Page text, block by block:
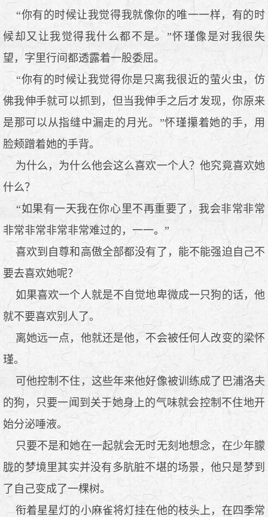
“你有的时候让我觉得我就像你的唯一一样，有的时
候却又让我觉得我什么都不是。”怀瑾像是对我很失
望，字里行间都透露着一股委屈。
“你有的时候让我觉得你是只离我很近的萤火虫，仿
佛我伸手就可以抓到，但当我伸手之后才发现，你原来
是那可以从指缝中漏走的月光。”怀瑾攥着她的手，用
脸颊蹭着她的手背。
为什么，为什么他会这么喜欢一个人？他究竟喜欢她
什么？
“如果有一天我在你心里不再重要了，我会非常非常
非常非常非常非常难过的，一一。”
喜欢到自尊和高傲全部都没有了，能不能强迫自己不
要去喜欢她呢？
如果喜欢一个人就是不自觉地卑微成一只狗的话，他
就不要喜欢别人了。
离她远一点，他就还是他，不会被任何人改变的梁怀
瑾。
可他控制不住，这些年来他好像被训练成了巴浦洛夫
的狗，只要一闻到关于她身上的气味就会控制不住地开
始分泌唾液。
只要不是和她在一起就会无时无刻地想念，在少年朦
胧的梦境里其实并没有多肮脏不堪的场景，他只是梦到
了自己变成了一棵树。
衔着星星灯的小麻雀将灯挂在他的枝头上，在四季常